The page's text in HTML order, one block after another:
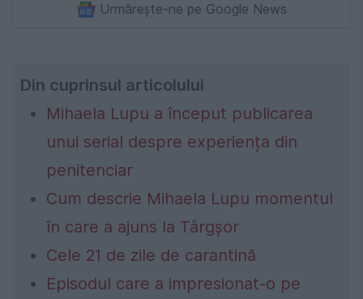
Urmărește-ne pe Google News
Din cuprinsul articolului
Mihaela Lupu a început publicarea
unui serial despre experiența din
penitenciar
Cum descrie Mihaela Lupu momentul
în care a ajuns la Târgșor
Cele 21 de zile de carantină
Episodul care a impresionat-o pe